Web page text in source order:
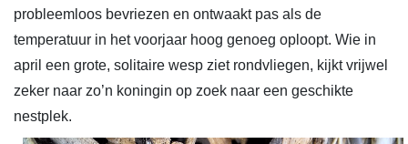
probleemloos bevriezen en ontwaakt pas als de
temperatuur in het voorjaar hoog genoeg oploopt. Wie in
april een grote, solitaire wesp ziet rondvliegen, kijkt vrijwel
zeker naar zo’n koningin op zoek naar een geschikte
nestplek.